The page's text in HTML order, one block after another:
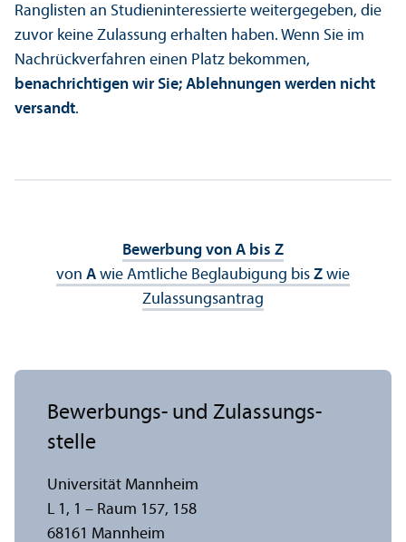
Ranglisten an Studien­interessierte weitergegeben, die
zuvor keine Zulassung erhalten haben. Wenn Sie im
Nachrück­verfahren einen Platz bekommen,
benachrichtigen wir Sie; Ablehnungen werden nicht
versandt.
Bewerbung von A bis Z
von A wie Amtliche Beglaubigung bis Z wie
Zulassungs­antrag
Bewerbungs- und Zulassungs­
stelle
Universität Mannheim
L 1, 1 – Raum 157, 158
68161 Mannheim